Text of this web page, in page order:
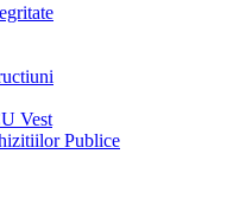
Vest
Publice